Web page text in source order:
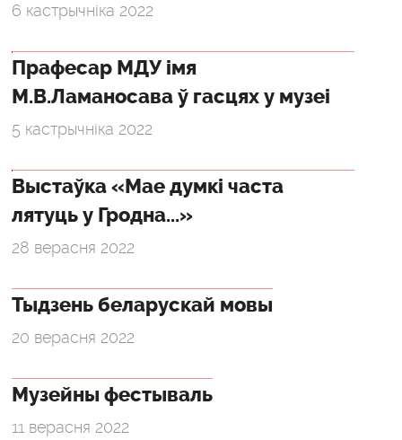
6 кастрычніка 2022
Прафесар МДУ імя
М.В.Ламаносава ў гасцях у музеі
5 кастрычніка 2022
Выстаўка «Мае думкі часта
лятуць у Гродна...»
28 верасня 2022
Тыдзень беларускай мовы
20 верасня 2022
Музейны фестываль
11 верасня 2022